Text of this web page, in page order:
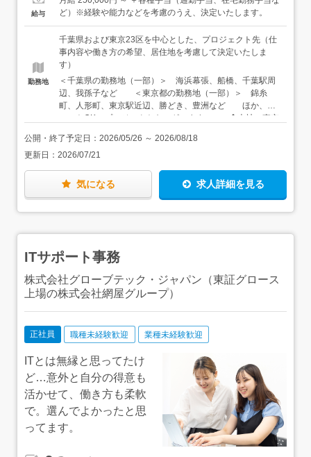
じて、専門分野の基礎を身につける◆＜インフラ領域＞・
り分け・設定変更の補助＜セキュリティ領域（特に強みが
あります）＞・セキュリティ製品のログチェック・アラー
トの一次確認・不審アクセスの報告、エスカレーション★
親会社・株式会社網屋の案件も多く、セキュリティエンジ
ニアとして力をつけていくには最適の環境です＜開発領域
＞・ツール開発のサポート・プログラム修正（既存コード
の簡易修正）・テスト作業、動作検証◆ステップ3：意欲
に応じて、さらなるチャレンジ◆「上流工程」とも呼ばれ
る、設計や構築など、より専門的な仕事にチャレンジして
いくことができます。磨きたいスキルや挑戦してみたい仕
事など、一人ひとりの希望や意欲に応じて、キャリアを築
いていくことができます。★網屋とのグループ案件やセミ
ナーなどの研修制度も充実しています。自社やグループの
仲間が多数在籍している案件も多いので、安心感のなかで
社との連携により、充実の案件数、手厚い研修制度が強み
給与
ど）※経験や能力などを考慮のうえ、決定いたします。
勤務地
千葉県および東京23区を中心とした、プロジェクト先（仕
事内容や働き方の希望、居住地を考慮して決定いたしま
す）
＜千葉県の勤務地（一部）＞ 海浜幕張、船橋、千葉駅周
辺、我孫子など ＜東京都の勤務地（一部）＞ 錦糸
町、人形町、東京駅近辺、勝どき、豊洲など ほか、リ
モートOKのプロジェクトもございます。 ◆本社 東京
ス： ・丸の内線「淡路町駅」より徒歩1分 ・都営新宿
線「小川町駅」より徒歩1分 ・JR「秋葉原駅」より徒歩7
分 ・JR「神田駅」より徒歩8分
公開・終了予定日： 2026/05/26 ～ 2026/08/18
更新日： 2026/07/21
気になる 求人詳細を見る
ITサポート事務
株式会社グローブテック・ジャパン（東証グロース
上場の株式会社網屋グループ）
正社員 職種未経験歓迎 業種未経験歓迎
ITとは無縁と思ってたけ
ど…意外と自分の得意も
活かせて、働き方も柔軟
で。選んでよかったと思
ってます。